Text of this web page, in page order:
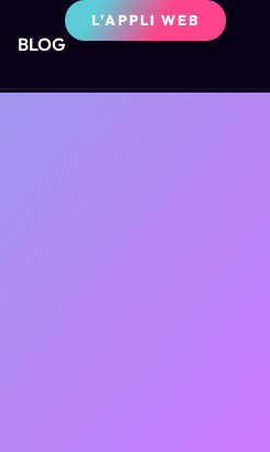
BLOG
L'APPLI WEB